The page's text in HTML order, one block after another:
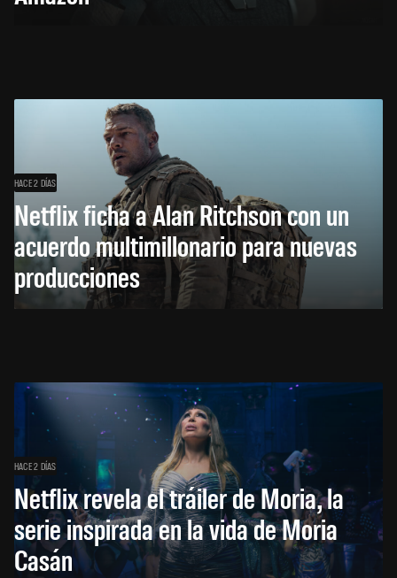
HACE 2 DÍAS
Netflix ficha a Alan Ritchson con un
acuerdo multimillonario para nuevas
producciones
HACE 2 DÍAS
Netflix revela el tráiler de Moria, la
serie inspirada en la vida de Moria
Casán